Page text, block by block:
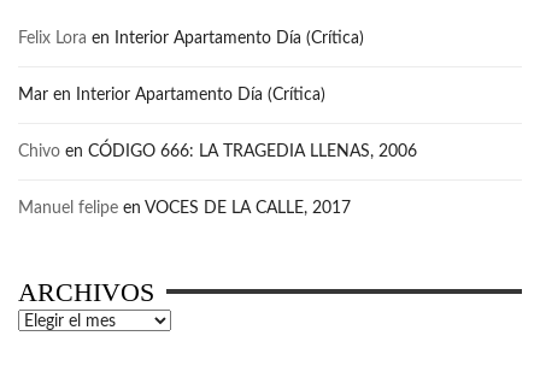
Felix Lora en Interior Apartamento Día (Crítica)
Mar en Interior Apartamento Día (Crítica)
Chivo en CÓDIGO 666: LA TRAGEDIA LLENAS, 2006
Manuel felipe en VOCES DE LA CALLE, 2017
ARCHIVOS
Archivos